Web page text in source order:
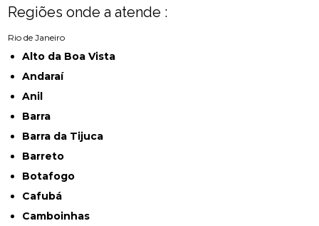
Regiões onde a atende :
Rio de Janeiro
Alto da Boa Vista
Andaraí
Anil
Barra
Barra da Tijuca
Barreto
Botafogo
Cafubá
Camboinhas